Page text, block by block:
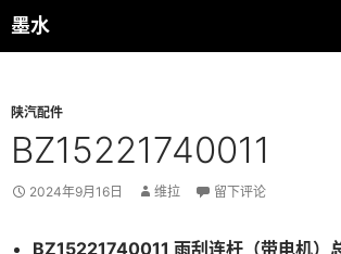
跳
至
墨水
搜
索
陕汽配件
BZ15221740011
2024年9月16日 维拉 留下评论
BZ15221740011 雨刮连杆（带电机）